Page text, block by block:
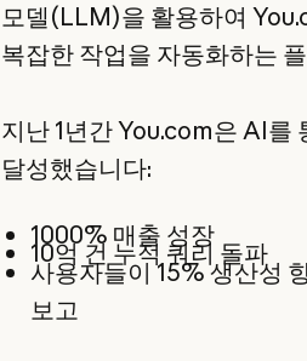
모델(LLM)을 활용하여
복잡한 작업을 자동화하는
지난 1년간 You.com은 AI를
달성했습니다:
1000% 매출 성장
10억 건 누적 쿼리 돌파
사용자들이 15% 생산성
보고